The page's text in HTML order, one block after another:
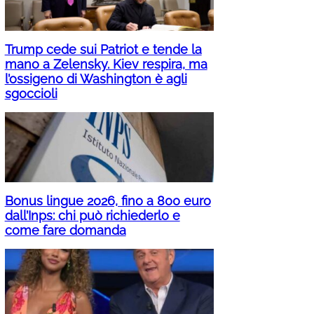
Trump cede sui Patriot e tende la
mano a Zelensky. Kiev respira, ma
l’ossigeno di Washington è agli
sgoccioli
Bonus lingue 2026, fino a 800 euro
dall’Inps: chi può richiederlo e
come fare domanda